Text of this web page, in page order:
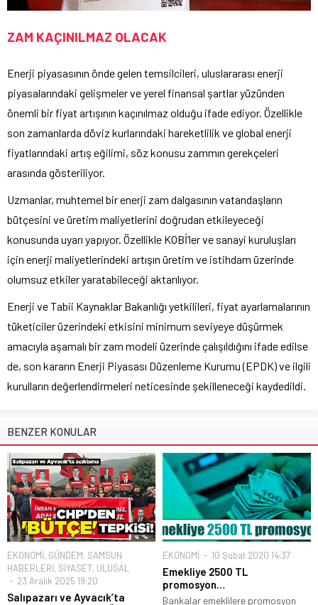
ZAM KAÇINILMAZ OLACAK
Enerji piyasasının önde gelen temsilcileri, uluslararası enerji
piyasalarındaki gelişmeler ve yerel finansal şartlar yüzünden
önemli bir fiyat artışının kaçınılmaz olduğu ifade ediyor. Özellikle
son zamanlarda döviz kurlarındaki hareketlilik ve global enerji
fiyatlarındaki artış eğilimi, söz konusu zammın gerekçeleri
arasında gösteriliyor.
Uzmanlar, muhtemel bir enerji zam dalgasının vatandaşların
bütçesini ve üretim maliyetlerini doğrudan etkileyeceği
konusunda uyarı yapıyor. Özellikle KOBİ’ler ve sanayi kuruluşları
için enerji maliyetlerindeki artışın üretim ve istihdam üzerinde
olumsuz etkiler yaratabileceği aktarılıyor.
Enerji ve Tabii Kaynaklar Bakanlığı yetkilileri, fiyat ayarlamalarının
tüketiciler üzerindeki etkisini minimum seviyeye düşürmek
amacıyla aşamalı bir zam modeli üzerinde çalışıldığını ifade edilse
de, son kararın Enerji Piyasası Düzenleme Kurumu (EPDK) ve ilgili
kurulların değerlendirmeleri neticesinde şekilleneceği kaydedildi.
BENZER KONULAR
EKONOMİ, GÜNDEM, SAMSUN
HABERLERİ, SİYASET, ULUSAL
23 Aralık 2025 19:20
Salıpazarı ve Ayvacık’ta
EKONOMİ 10 Şubat 2020 14:37
Emekliye 2500 TL
promosyon…
Bankalar emeklilere promosyon